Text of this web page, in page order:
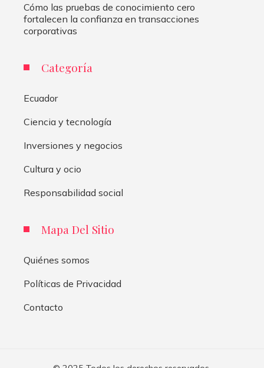
Cómo las pruebas de conocimiento cero
fortalecen la confianza en transacciones
corporativas
Categoría
Ecuador
Ciencia y tecnología
Inversiones y negocios
Cultura y ocio
Responsabilidad social
Mapa Del Sitio
Quiénes somos
Políticas de Privacidad
Contacto